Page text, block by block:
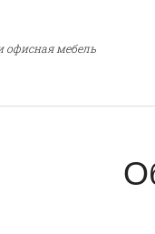
офисная мебель